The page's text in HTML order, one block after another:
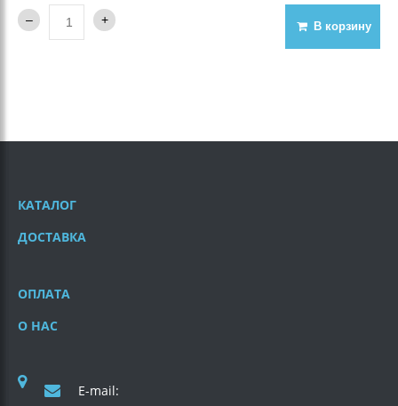
В корзину
КАТАЛОГ
ДОСТАВКА
ОПЛАТА
О НАС
E-mail: